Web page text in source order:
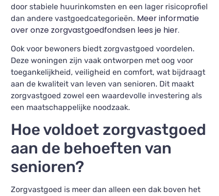
door stabiele huurinkomsten en een lager risicoprofiel
dan andere vastgoedcategorieën. Meer informatie
over onze zorgvastgoedfondsen lees je hier.
Ook voor bewoners biedt zorgvastgoed voordelen.
Deze woningen zijn vaak ontworpen met oog voor
toegankelijkheid, veiligheid en comfort, wat bijdraagt
aan de kwaliteit van leven van senioren. Dit maakt
zorgvastgoed zowel een waardevolle investering als
een maatschappelijke noodzaak.
Hoe voldoet zorgvastgoed
aan de behoeften van
senioren?
Zorgvastgoed is meer dan alleen een dak boven het